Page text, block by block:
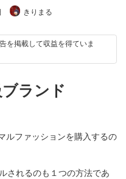
きりまる
を掲載して収益を得ていま
ランド
ルファッションを購入するの
されるのも１つの方法であ